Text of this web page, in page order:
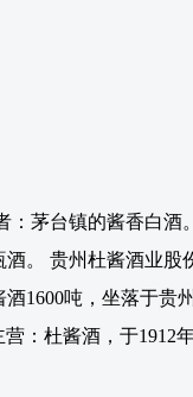
：茅台镇的酱香白
。 贵州杜酱酒业股
1600吨，坐落于贵
：杜酱酒，于1912